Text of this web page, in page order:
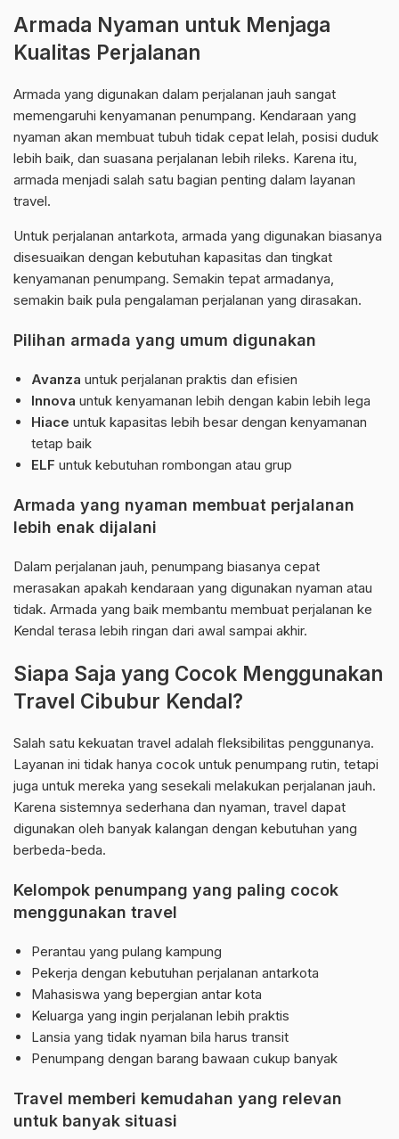
Armada Nyaman untuk Menjaga
Kualitas Perjalanan
Armada yang digunakan dalam perjalanan jauh sangat
memengaruhi kenyamanan penumpang. Kendaraan yang
nyaman akan membuat tubuh tidak cepat lelah, posisi duduk
lebih baik, dan suasana perjalanan lebih rileks. Karena itu,
armada menjadi salah satu bagian penting dalam layanan
travel.
Untuk perjalanan antarkota, armada yang digunakan biasanya
disesuaikan dengan kebutuhan kapasitas dan tingkat
kenyamanan penumpang. Semakin tepat armadanya,
semakin baik pula pengalaman perjalanan yang dirasakan.
Pilihan armada yang umum digunakan
Avanza untuk perjalanan praktis dan efisien
Innova untuk kenyamanan lebih dengan kabin lebih lega
Hiace untuk kapasitas lebih besar dengan kenyamanan
tetap baik
ELF untuk kebutuhan rombongan atau grup
Armada yang nyaman membuat perjalanan
lebih enak dijalani
Dalam perjalanan jauh, penumpang biasanya cepat
merasakan apakah kendaraan yang digunakan nyaman atau
tidak. Armada yang baik membantu membuat perjalanan ke
Kendal terasa lebih ringan dari awal sampai akhir.
Siapa Saja yang Cocok Menggunakan
Travel Cibubur Kendal?
Salah satu kekuatan travel adalah fleksibilitas penggunanya.
Layanan ini tidak hanya cocok untuk penumpang rutin, tetapi
juga untuk mereka yang sesekali melakukan perjalanan jauh.
Karena sistemnya sederhana dan nyaman, travel dapat
digunakan oleh banyak kalangan dengan kebutuhan yang
berbeda-beda.
Kelompok penumpang yang paling cocok
menggunakan travel
Perantau yang pulang kampung
Pekerja dengan kebutuhan perjalanan antarkota
Mahasiswa yang bepergian antar kota
Keluarga yang ingin perjalanan lebih praktis
Lansia yang tidak nyaman bila harus transit
Penumpang dengan barang bawaan cukup banyak
Travel memberi kemudahan yang relevan
untuk banyak situasi